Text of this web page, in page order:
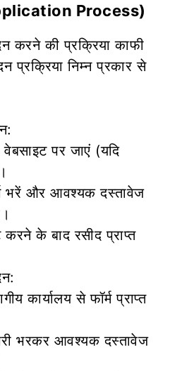
Process)
करने की प्रक्रिया काफी
प्रक्रिया निम्न प्रकार से
पर जाएं (यदि
भरें और आवश्यक दस्तावेज
करने के बाद रसीद प्राप्त
कार्यालय से फॉर्म प्राप्त
भरकर आवश्यक दस्तावेज